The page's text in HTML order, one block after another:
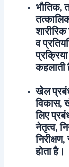
भौतिक,
व
कहलाती
खेल
विकास,
लिए
नेतृत्व,
होता है।